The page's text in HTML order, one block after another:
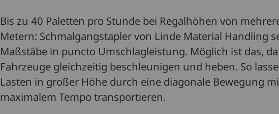
Bis zu 40 Paletten pro Stunde bei Regalhöhen von
Metern: Schmalgangstapler von Linde Material Handling
Maßstäbe in puncto Umschlagleistung. Möglich ist das,
Fahrzeuge gleichzeitig beschleunigen und heben. So
Lasten in großer Höhe durch eine diagonale Bewegung
maximalem Tempo transportieren.